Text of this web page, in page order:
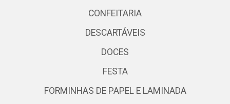
CONFEITARIA
DESCARTÁVEIS
DOCES
FESTA
FORMINHAS DE PAPEL E LAMINADA